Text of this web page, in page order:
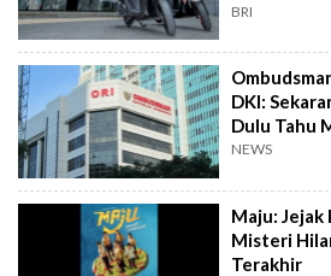
BRI
DKI:
Dulu Tahu
NEWS
Maju: Jejak
Misteri
Terakhir